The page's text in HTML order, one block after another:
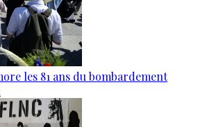
les 81 ans du bombardement